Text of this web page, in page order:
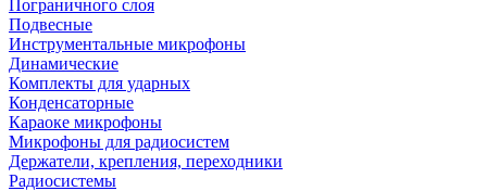
Пограничного слоя
Подвесные
Инструментальные микрофоны
Динамические
Комплекты для ударных
Конденсаторные
Караоке микрофоны
Микрофоны для радиосистем
Держатели, крепления, переходники
Радиосистемы